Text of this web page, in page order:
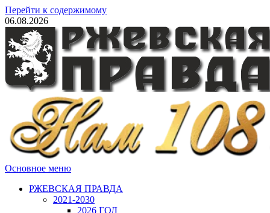
Перейти к содержимому
06.08.2026
Основное меню
РЖЕВСКАЯ ПРАВДА
2021-2030
2026 ГОД